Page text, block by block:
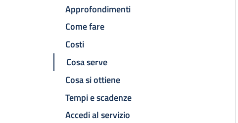
Approfondimenti
Come fare
Costi
Cosa serve
Cosa si ottiene
Tempi e scadenze
Accedi al servizio